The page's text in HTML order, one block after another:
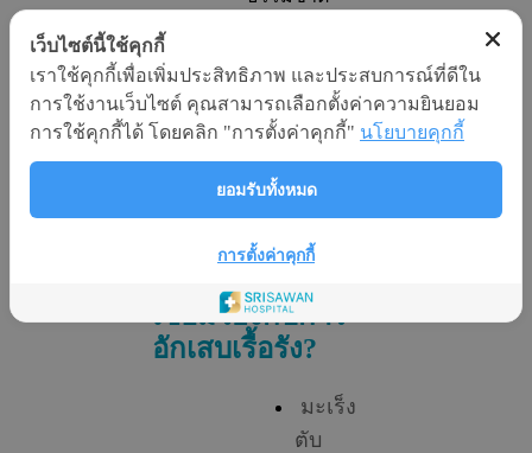
ไม่
สามารถ
กำจัด
เซลล์ผิด
เชื่อมโยงกับการ
อักเสบเรื้อรัง?
มะเร็ง
ตับ
เว็บไซต์นี้ใช้คุกกี้
เราใช้คุกกี้เพื่อเพิ่มประสิทธิภาพ และประสบการณ์ที่ดีใน
การใช้งานเว็บไซต์ คุณสามารถเลือกตั้งค่าความยินยอม
การใช้คุกกี้ได้ โดยคลิก "การตั้งค่าคุกกี้" นโยบายคุกกี้
ยอมรับทั้งหมด
การตั้งค่าคุกกี้